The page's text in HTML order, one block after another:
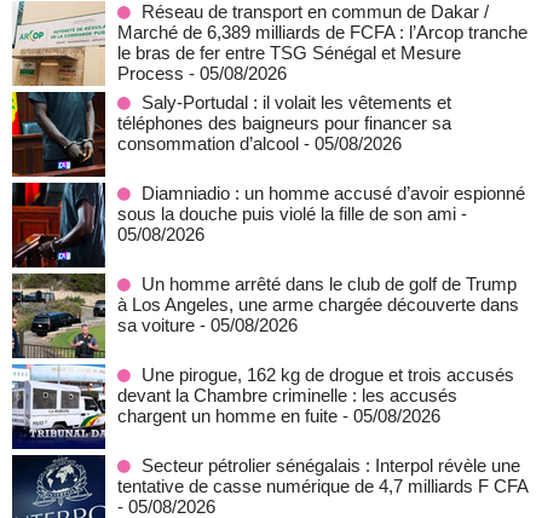
Réseau de transport en commun de Dakar /
Marché de 6,389 milliards de FCFA : l’Arcop tranche
le bras de fer entre TSG Sénégal et Mesure
Process - 05/08/2026
Saly-Portudal : il volait les vêtements et
téléphones des baigneurs pour financer sa
consommation d’alcool - 05/08/2026
Diamniadio : un homme accusé d’avoir espionné
sous la douche puis violé la fille de son ami -
05/08/2026
Un homme arrêté dans le club de golf de Trump
à Los Angeles, une arme chargée découverte dans
sa voiture - 05/08/2026
Une pirogue, 162 kg de drogue et trois accusés
devant la Chambre criminelle : les accusés
chargent un homme en fuite - 05/08/2026
Secteur pétrolier sénégalais : Interpol révèle une
tentative de casse numérique de 4,7 milliards F CFA
- 05/08/2026